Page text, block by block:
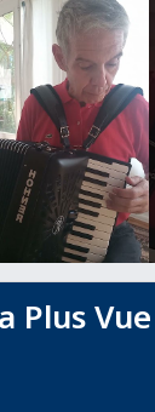
Plus Vue